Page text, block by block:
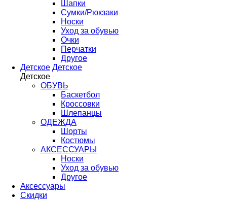
Шапки
Сумки/Рюкзаки
Носки
Уход за обувью
Очки
Перчатки
Другое
Детское Детское
Детское
ОБУВЬ
Баскетбол
Кроссовки
Шлепанцы
ОДЕЖДА
Шорты
Костюмы
АКСЕССУАРЫ
Носки
Уход за обувью
Другое
Аксессуары
Скидки